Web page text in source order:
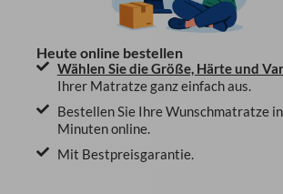
Heute online bestellen
Wählen Sie die Größe, Härte und
Ihrer Matratze ganz einfach aus.
Bestellen Sie Ihre Wunschmatratze
Minuten online.
Mit Bestpreisgarantie.